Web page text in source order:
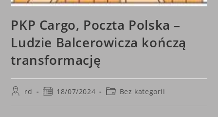
PKP Cargo, Poczta Polska –
Ludzie Balcerowicza kończą
transformację
Postrd
Post18/07/2024
PostBez kategorii